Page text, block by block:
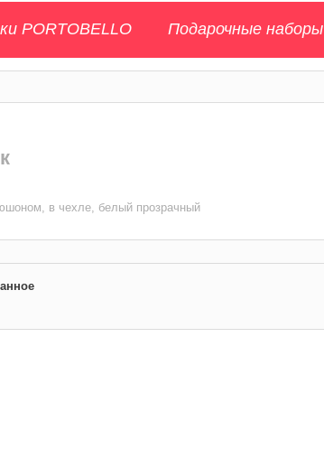
PORTOBELLO Подарочные наборы
в чехле, белый прозрачный